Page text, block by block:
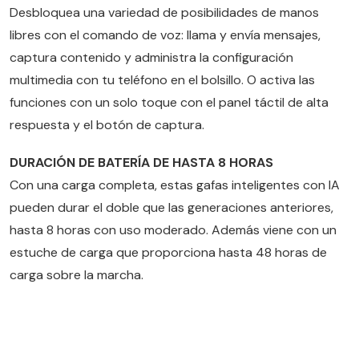
Desbloquea una variedad de posibilidades de manos
libres con el comando de voz: llama y envía mensajes,
captura contenido y administra la configuración
multimedia con tu teléfono en el bolsillo. O activa las
funciones con un solo toque con el panel táctil de alta
respuesta y el botón de captura.
DURACIÓN DE BATERÍA DE HASTA 8 HORAS
Con una carga completa, estas gafas inteligentes con IA
pueden durar el doble que las generaciones anteriores,
hasta 8 horas con uso moderado. Además viene con un
estuche de carga que proporciona hasta 48 horas de
carga sobre la marcha.